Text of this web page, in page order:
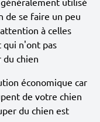
de se faire un peu
à celles
n'ont pas
du chien
économique car
de votre chien
du chien est